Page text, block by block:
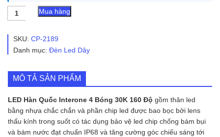
LED
Hàn
Interone
Bóng
160
Độ
|
Z4U-
V05-
a6-
SS28-
Mua hàng
SKU: CP-2189
Danh mục: Đèn Led Dây
MÔ TẢ SẢN PHẨM
LED Hàn Quốc Interone 4 Bóng 30K 160 Độ gồm thân led
bằng nhựa chắc chắn và phần chip led được bao bọc bởi lens
thấu kính trong suốt có tác dụng bảo vệ led chip chống bám bụi
và bám nước đạt chuẩn IP68 và tăng cường góc chiếu sáng tới